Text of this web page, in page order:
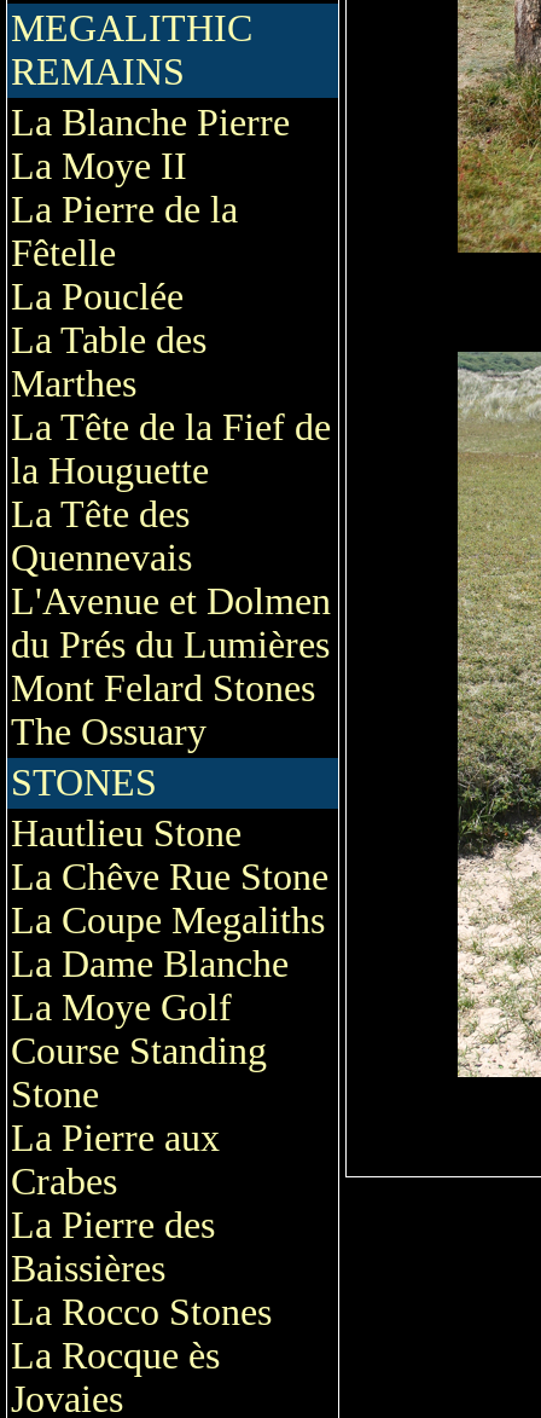
MEGALITHIC
REMAINS
La Blanche Pierre
La Moye II
La Pierre de la
Fêtelle
La Pouclée
La Table des
Marthes
La Tête de la Fief de
la Houguette
La Tête des
Quennevais
L'Avenue et Dolmen
du Prés du Lumières
Mont Felard Stones
The Ossuary
STONES
Hautlieu Stone
La Chêve Rue Stone
La Coupe Megaliths
La Dame Blanche
La Moye Golf
Course Standing
Stone
La Pierre aux
Crabes
La Pierre des
Baissières
La Rocco Stones
La Rocque ès
Jovaies